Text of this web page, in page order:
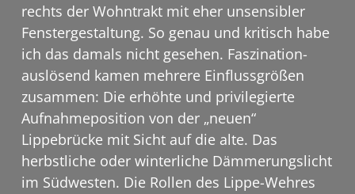
rechts der Wohntrakt mit eher unsensibler
Fenstergestaltung. So genau und kritisch habe
ich das damals nicht gesehen. Faszination-
auslösend kamen mehrere Einflussgrößen
zusammen: Die erhöhte und privilegierte
Aufnahmeposition von der „neuen“
Lippebrücke mit Sicht auf die alte. Das
herbstliche oder winterliche Dämmerungslicht
im Südwesten. Die Rollen des Lippe-Wehres